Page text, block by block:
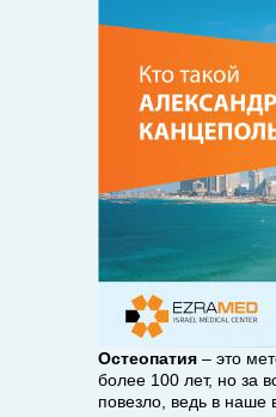
Остеопатия – это
более 100 лет, но за
повезло, ведь в наше